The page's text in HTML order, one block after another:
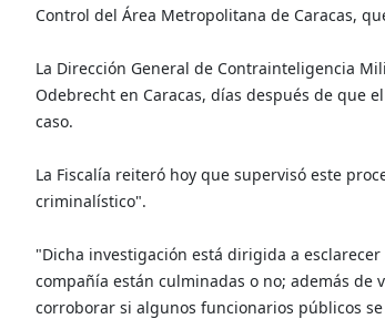
Control del Área Metropolitana de Caracas,
La Dirección General de Contrainteligencia
Odebrecht en Caracas, días después de que
caso.
La Fiscalía reiteró hoy que supervisó este
criminalístico".
"Dicha investigación está dirigida a
compañía están culminadas o no; además
corroborar si algunos funcionarios públicos